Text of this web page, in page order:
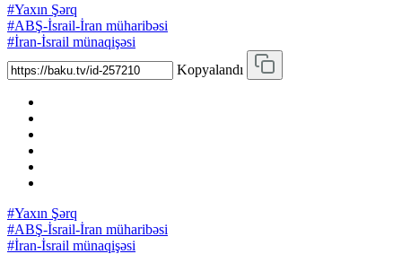
#Yaxın Şərq
#ABŞ-İsrail-İran müharibəsi
#İran-İsrail münaqişəsi
Kopyalandı
#Yaxın Şərq
#ABŞ-İsrail-İran müharibəsi
#İran-İsrail münaqişəsi